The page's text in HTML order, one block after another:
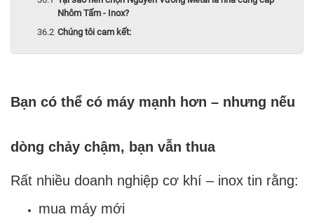
Nhôm Tấm - Inox?
Chúng tôi cam kết:
Bạn có thể có máy mạnh hơn – nhưng nếu
dòng chảy chậm, bạn vẫn thua
Rất nhiều doanh nghiệp cơ khí – inox tin rằng:
mua máy mới